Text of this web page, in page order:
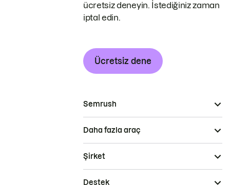
ücretsiz deneyin. İstediğiniz zaman
iptal edin.
Ücretsiz dene
Semrush
Daha fazla araç
Şirket
Destek